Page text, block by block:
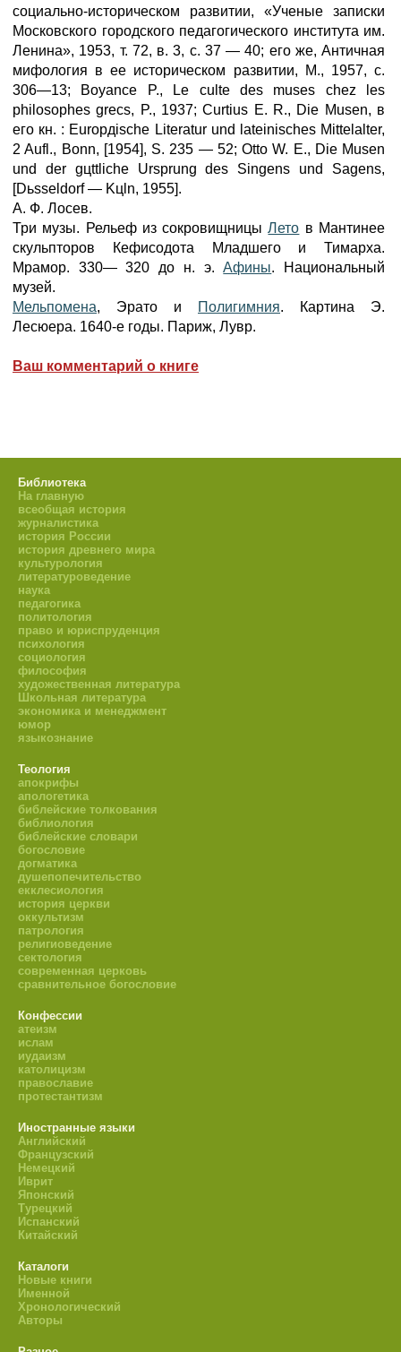
социально-историческом развитии, «Ученые записки
Московского городского педагогического института им.
Ленина», 1953, т. 72, в. 3, с. 37 — 40; его же, Античная
мифология в ее историческом развитии, М., 1957, с.
306—13; Boyance P., Le culte des muses chez les
philosophes grecs, P., 1937; Curtius E. R., Die Musen, в
его кн. : Europдische Literatur und lateinisches Mittelalter,
2 Aufl., Bonn, [1954], S. 235 — 52; Otto W. E., Die Musen
und der gцttliche Ursprung des Singens und Sagens,
[Dьsseldorf — Kцln, 1955].
А. Ф. Лосев.
Три музы. Рельеф из сокровищницыЛето в Мантинее
скульпторов Кефисодота Младшего и Тимарха.
Мрамор. 330— 320 до н. э.Афины. Национальный
музей.
Мельпомена, Эрато и Полигимния. Картина Э.
Лесюера. 1640-е годы. Париж, Лувр.
Ваш комментарий о книге
Библиотека
На главную
всеобщая история
журналистика
история России
история древнего мира
культурология
литературоведение
наука
педагогика
политология
право и юриспруденция
психология
социология
философия
художественная литература
Школьная литература
экономика и менеджмент
юмор
языкознание
Теология
апокрифы
апологетика
библейские толкования
библиология
библейские словари
богословие
догматика
душепопечительство
екклесиология
история церкви
оккультизм
патрология
религиоведение
сектология
современная церковь
сравнительное богословие
Конфессии
атеизм
ислам
иудаизм
католицизм
православие
протестантизм
Иностранные языки
Английский
Французский
Немецкий
Иврит
Японский
Турецкий
Испанский
Китайский
Каталоги
Новые книги
Именной
Хронологический
Авторы